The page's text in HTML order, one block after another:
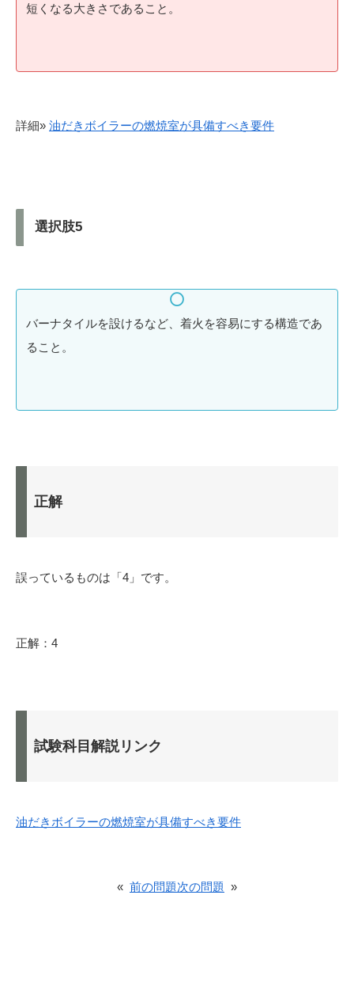
短くなる大きさであること。
詳細» 油だきボイラーの燃焼室が具備すべき要件
選択肢5
バーナタイルを設けるなど、着火を容易にする構造であ
ること。
正解
誤っているものは「4」です。
正解：4
試験科目解説リンク
油だきボイラーの燃焼室が具備すべき要件
« 前の問題次の問題 »